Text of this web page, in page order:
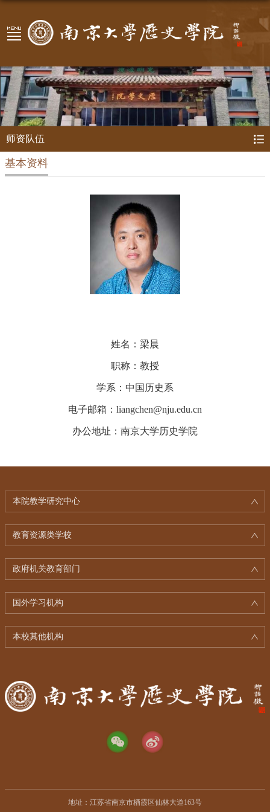
师资队伍
基本资料
姓名：梁晨
职称：教授
学系：中国历史系
电子邮箱：liangchen@nju.edu.cn
办公地址：南京大学历史学院
本院教学研究中心
教育资源类学校
政府机关教育部门
国外学习机构
本校其他机构
地址：江苏省南京市栖霞区仙林大道163号